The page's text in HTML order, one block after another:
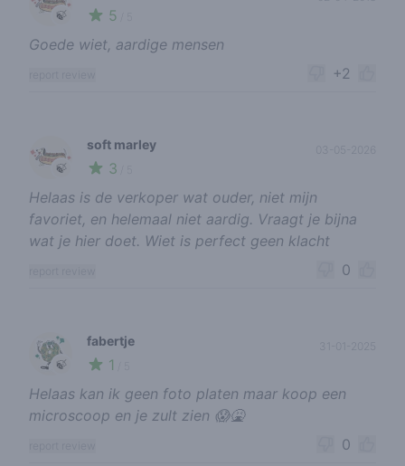
🍃 5
Goede wiet, aardige mensen
+2
🍃
soft marley
3
03-05-2026
Helaas is de verkoper wat ouder, niet mijn
favoriet, en helemaal niet aardig. Vraagt je bijna
wat je hier doet. Wiet is perfect geen klacht
0
🍃
fabertje
1
31-01-2025
Helaas kan ik geen foto platen maar koop een
microscoop en je zult zien 😱🤮
0